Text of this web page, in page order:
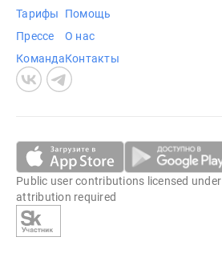
Тарифы
Прессе
Команда
Помощь
О нас
Контакты
Public user contributions licensed
attribution required